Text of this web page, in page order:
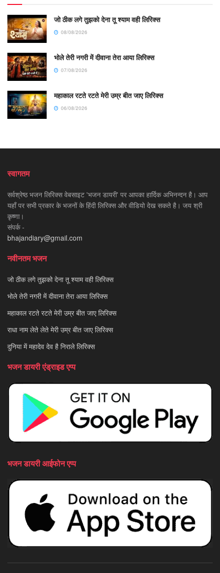
जो ठीक लगे तुझको देना तू श्याम वही लिरिक्स
08/08/2026
भोले तेरी नगरी में दीवाना तेरा आया लिरिक्स
07/08/2026
महाकाल रटते रटते मेरी उम्र बीत जाए लिरिक्स
06/08/2026
स्वागतम
सर्वश्रेष्ठ भजन लिरिक्स वेबसाइट 'भजन डायरी' पर आपका हार्दिक अभिनन्दन है। आप
यहाँ पर सभी प्रकार के भजनों के हिंदी लिरिक्स और वीडियो देख सकते है। जय श्री
कृष्णा।
संपर्क -
bhajandiary@gmail.com
नवीनतम भजन
जो ठीक लगे तुझको देना तू श्याम वही लिरिक्स
भोले तेरी नगरी में दीवाना तेरा आया लिरिक्स
महाकाल रटते रटते मेरी उम्र बीत जाए लिरिक्स
राधा नाम लेते लेते मेरी उम्र बीत जाए लिरिक्स
दुनिया में महादेव देव है निराले लिरिक्स
भजन डायरी एंड्राइड एप्प
भजन डायरी आईफोन एप्प